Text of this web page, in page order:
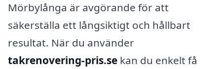
Mörbylånga är avgörande för att
säkerställa ett långsiktigt och hållbart
resultat. När du använder
takrenovering-pris.se kan du enkelt få